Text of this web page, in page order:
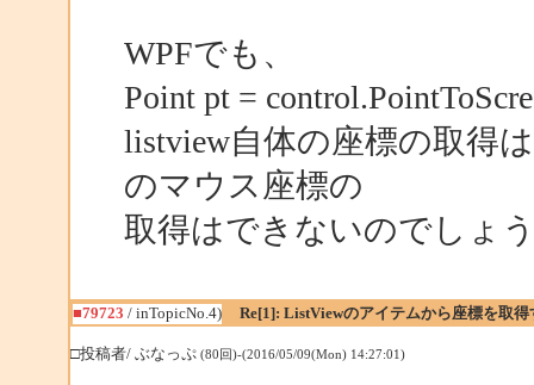
WPFでも、
Point pt =
listview自体の座標の取得
のマウス座標の
取得はできないのでしょ
■79723 / inTopicNo.4) Re[1]: ListViewのアイテムから座標を取得
□投稿者/ ぶなっぷ (80回)-(2016/05/09(Mon) 14:27:01)